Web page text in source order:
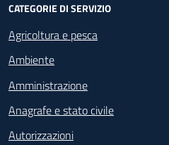
CATEGORIE DI SERVIZIO
Agricoltura e pesca
Ambiente
Amministrazione
Anagrafe e stato civile
Autorizzazioni